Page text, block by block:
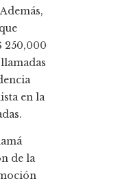
250,000
en la
de la